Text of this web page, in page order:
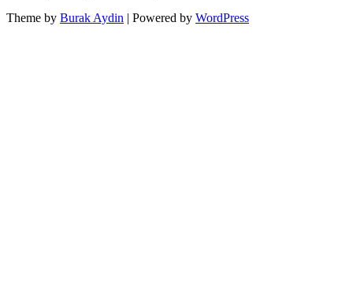
Theme by Burak Aydin | Powered by WordPress